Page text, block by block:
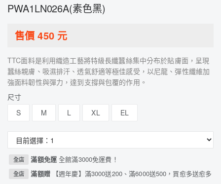
PWA1LN026A(素色黑)
售價450元
TTC面料是利用織造工藝將特級長纖蠶絲集中分布於貼膚面，呈現
蠶絲親膚、吸濕排汗、透氣舒適等極佳感受，以尼龍、彈性纖維加
強面料韌性與彈力，達到支撐與包覆的作用。
尺寸
S
M L XL EL
全店 滿額免運全館滿3000免運費！
全店 滿額贈 【週年慶】滿3000送200、滿6000送500，買愈多送愈多